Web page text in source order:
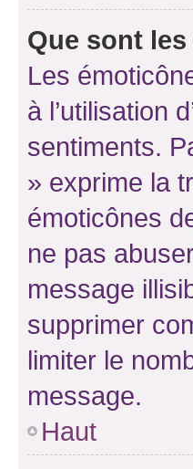
Que sont
Les
à l’utilisation
sentiments.
» exprime la
émoticônes
ne pas
message
supprimer
limiter le
message.
Haut